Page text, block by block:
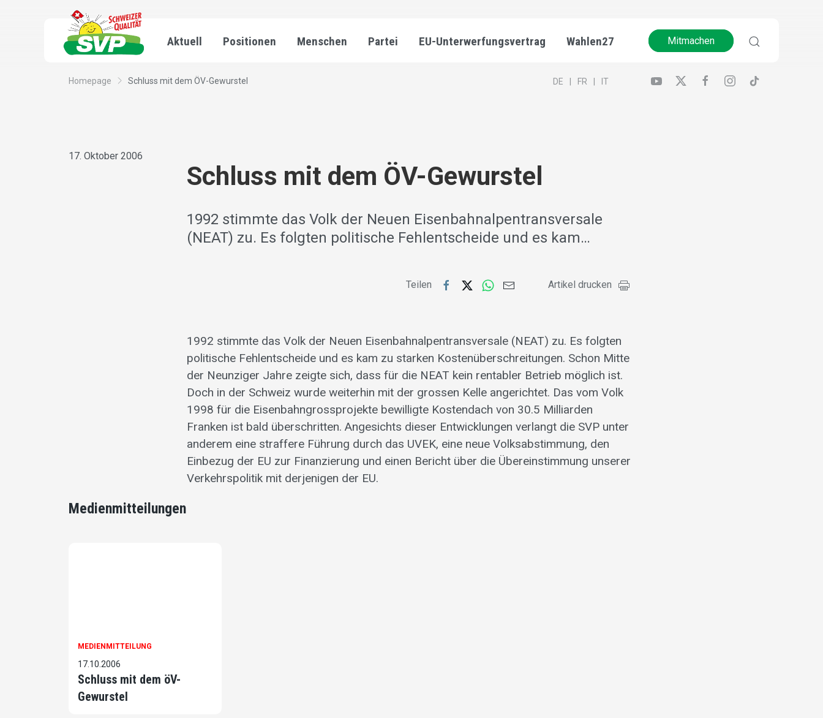
Aktuell Positionen Menschen Partei EU-Unterwerfungsvertrag Wahlen27 Mitmachen
Homepage Schluss mit dem ÖV-Gewurstel DE FR IT
17. Oktober 2006
Schluss mit dem ÖV-Gewurstel
1992 stimmte das Volk der Neuen Eisenbahnalpentransversale
(NEAT) zu. Es folgten politische Fehlentscheide und es kam…
Teilen Artikel drucken
1992 stimmte das Volk der Neuen Eisenbahnalpentransversale (NEAT) zu. Es folgten
politische Fehlentscheide und es kam zu starken Kostenüberschreitungen. Schon Mitte
der Neunziger Jahre zeigte sich, dass für die NEAT kein rentabler Betrieb möglich ist.
Doch in der Schweiz wurde weiterhin mit der grossen Kelle angerichtet. Das vom Volk
1998 für die Eisenbahngrossprojekte bewilligte Kostendach von 30.5 Milliarden
Franken ist bald überschritten. Angesichts dieser Entwicklungen verlangt die SVP unter
anderem eine straffere Führung durch das UVEK, eine neue Volksabstimmung, den
Einbezug der EU zur Finanzierung und einen Bericht über die Übereinstimmung unserer
Verkehrspolitik mit derjenigen der EU.
Medienmitteilungen
MEDIENMITTEILUNG
17.10.2006
Schluss mit dem öV-
Gewurstel